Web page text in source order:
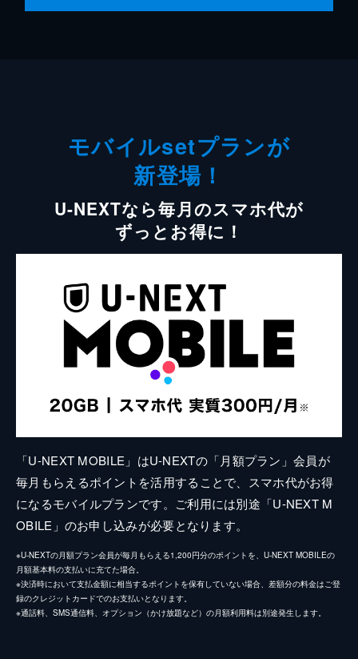
モバイルsetプランが
新登場！
U-NEXTなら毎月のスマホ代が
ずっとお得に！
「U-NEXT MOBILE」はU-NEXTの「月額プラン」会員が
毎月もらえるポイントを活用することで、スマホ代がお得
になるモバイルプランです。ご利用には別途「U-NEXT M
OBILE」のお申し込みが必要となります。
※U-NEXTの月額プラン会員が毎月もらえる1,200円分のポイントを、U-NEXT MOBILEの
月額基本料の支払いに充てた場合。
※決済時において支払金額に相当するポイントを保有していない場合、差額分の料金はご登
録のクレジットカードでのお支払いとなります。
※通話料、SMS通信料、オプション（かけ放題など）の月額利用料は別途発生します。